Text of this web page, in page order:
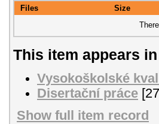
Files Size
This item appears
Vysokoškolské
Disertační práce
Show full item record